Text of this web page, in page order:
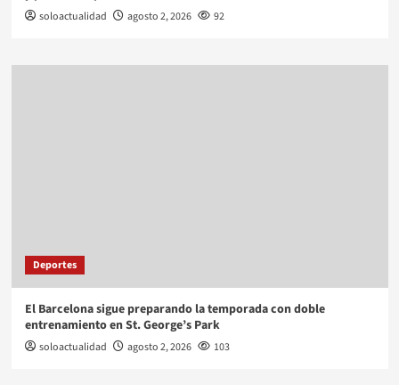
soloactualidad agosto 2, 2026 92
Deportes
El Barcelona sigue preparando la temporada con doble
entrenamiento en St. George’s Park
soloactualidad agosto 2, 2026 103